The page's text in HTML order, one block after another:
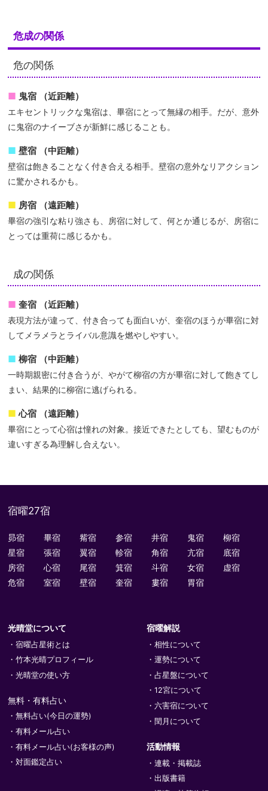
危成の関係
危の関係
鬼宿 （近距離）
エキセントリックな鬼宿は、畢宿にとって無縁の相手。だが、意外
に鬼宿のナイーブさが新鮮に感じることも。
壁宿 （中距離）
壁宿は飽きることなく付き合える相手。壁宿の意外なリアクション
に驚かされるかも。
房宿 （遠距離）
畢宿の強引な粘り強さも、房宿に対して、何とか通じるが、房宿に
とっては重荷に感じるかも。
成の関係
奎宿 （近距離）
表現方法が違って、付き合っても面白いが、奎宿のほうが畢宿に対
してメラメラとライバル意識を燃やしやすい。
柳宿 （中距離）
一時期親密に付き合うが、やがて柳宿の方が畢宿に対して飽きてし
まい、結果的に柳宿に逃げられる。
心宿 （遠距離）
畢宿にとって心宿は憧れの対象。接近できたとしても、望むものが
違いすぎる為理解し合えない。
宿曜27宿
昴宿 畢宿 觜宿 参宿 井宿 鬼宿
柳宿
星宿
張宿 翼宿 軫宿 角宿 亢宿
底宿
房宿
心宿 尾宿 箕宿 斗宿 女宿
虚宿
危宿
室宿 壁宿 奎宿 婁宿 胃宿
光晴堂について
宿曜占星術とは
竹本光晴プロフィール
光晴堂の使い方
無料・有料占い
無料占い(今日の運勢)
有料メール占い
有料メール占い(お客様の声)
対面鑑定占い
宿曜解説
相性について
運勢について
占星盤について
12宮について
六害宿について
閏月について
活動情報
連載・掲載誌
出版書籍